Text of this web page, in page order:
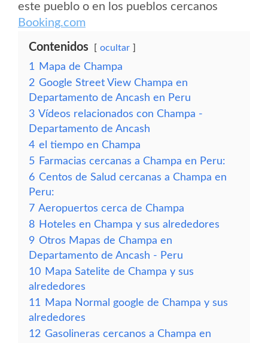
este pueblo o en los pueblos cercanos
Booking.com
Contenidos ocultar
1
Mapa de Champa
2 Google Street View Champa en
Departamento de Ancash en Peru
3 Vídeos relacionados con Champa -
Departamento de Ancash
4 el tiempo en Champa
5 Farmacias cercanas a Champa en Peru:
6 Centos de Salud cercanas a Champa en
Peru:
7 Aeropuertos cerca de Champa
8 Hoteles en Champa y sus alrededores
9 Otros Mapas de Champa en
Departamento de Ancash - Peru
10 Mapa Satelite de Champa y sus
alrededores
11
Mapa Normal google de Champa y sus
alrededores
12 Gasolineras cercanos a Champa en